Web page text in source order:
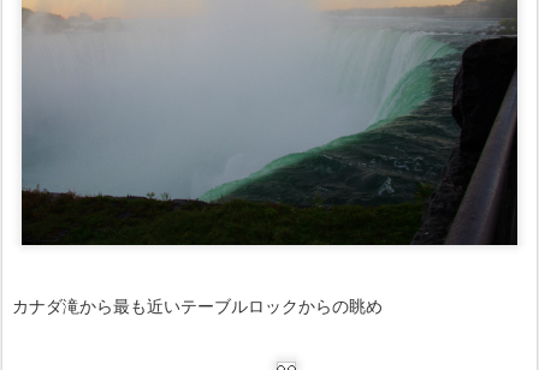
カナダ滝から最も近いテーブルロックからの眺め